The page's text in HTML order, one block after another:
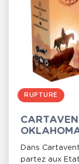
RUPTURE
Dans
partez aux